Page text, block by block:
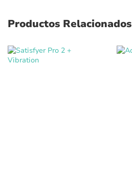
Productos Relacionados